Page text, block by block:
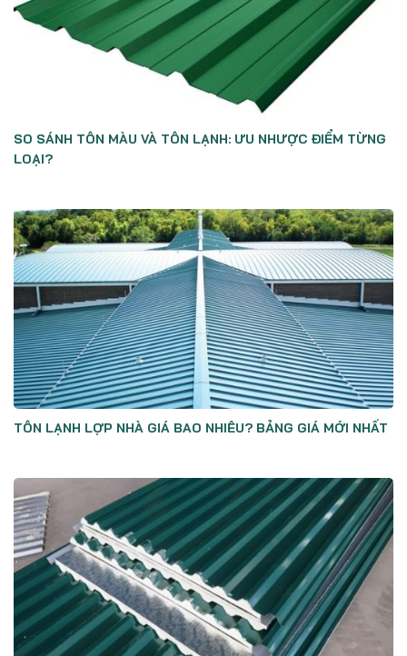
SO SÁNH TÔN MÀU VÀ TÔN LẠNH: ƯU NHƯỢC ĐIỂM TỪNG
LOẠI?
TÔN LẠNH LỢP NHÀ GIÁ BAO NHIÊU? BẢNG GIÁ MỚI NHẤT